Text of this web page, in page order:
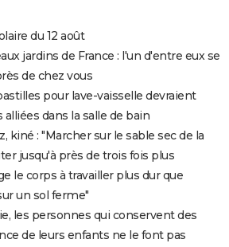
du 12 août
jardins de France : l'un d'entre eux se
de chez vous
pour lave-vaisselle devraient
dans la salle de bain
kiné : "Marcher sur le sable sec de la
jusqu'à près de trois fois plus
le corps à travailler plus dur que
un sol ferme"
les personnes qui conservent des
de leurs enfants ne le font pas